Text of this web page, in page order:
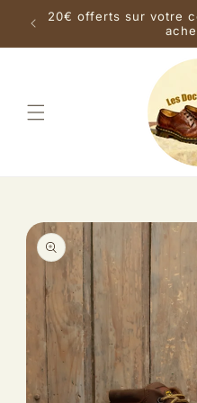
passer
contenu
20€ offerts sur votre
Passer aux
informations
produits